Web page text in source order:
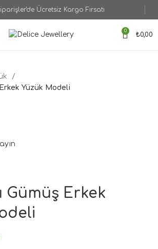
Ücretsiz Kargo Fırsatı
0
₺0,00
Yüzük Modeli
Gümüş Erkek